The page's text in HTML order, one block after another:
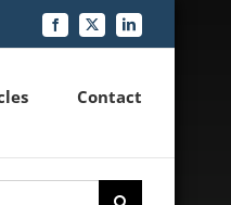
Facebook
X LinkedIn
Contact